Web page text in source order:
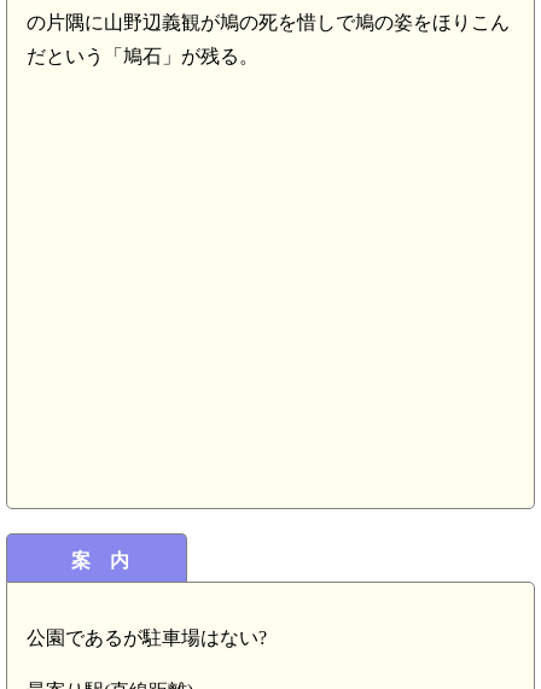
の片隅に山野辺義観が鳩の死を惜しで鳩の姿をほりこん
だという「鳩石」が残る。
案 内
公園であるが駐車場はない?